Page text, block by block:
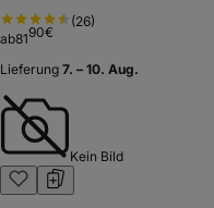
(26)
ab8190€
Lieferung 7. – 10. Aug.
Kein Bild